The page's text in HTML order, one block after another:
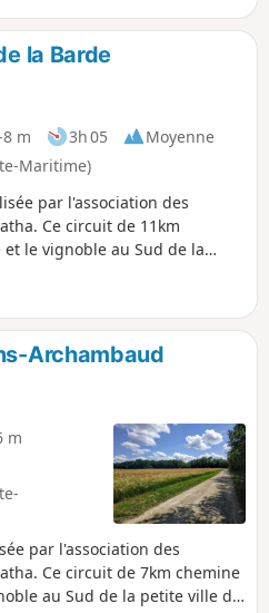
la Barde
m 3h 05
Moyenne
Maritime)
par l'association des
Ce circuit de 11km
le vignoble au Sud de la
Archambaud
m
par l'association des
Ce circuit de 7km chemine
au Sud de la petite ville de